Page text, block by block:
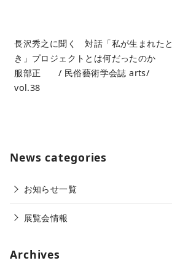
長沢秀之に聞く 対話「私が生まれたと
き」プロジェクトとは何だったのか
服部正 / 民俗藝術学会誌 arts/
vol.38
News categories
お知らせ一覧
展覧会情報
Archives